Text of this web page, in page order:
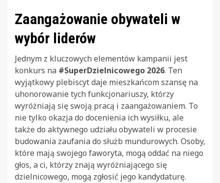
Zaangażowanie obywateli w
wybór liderów
Jednym z kluczowych elementów kampanii jest
konkurs na #SuperDzielnicowego 2026. Ten
wyjątkowy plebiscyt daje mieszkańcom szansę na
uhonorowanie tych funkcjonariuszy, którzy
wyróżniają się swoją pracą i zaangażowaniem. To
nie tylko okazja do docenienia ich wysiłku, ale
także do aktywnego udziału obywateli w procesie
budowania zaufania do służb mundurowych. Osoby,
które mają swojego faworyta, mogą oddać na niego
głos, a ci, którzy znają wyróżniającego się
dzielnicowego, mogą zgłosić jego kandydaturę.